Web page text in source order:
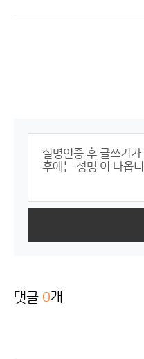
댓글 0개